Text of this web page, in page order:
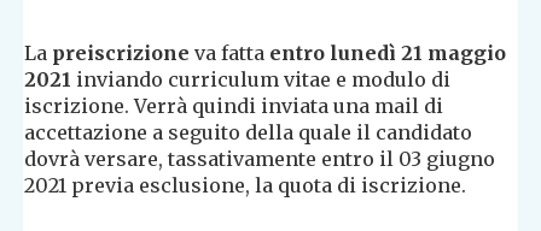
La preiscrizione va fatta entro lunedì 21 maggio
2021 inviando curriculum vitae e modulo di
iscrizione. Verrà quindi inviata una mail di
accettazione a seguito della quale il candidato
dovrà versare, tassativamente entro il 03 giugno
2021 previa esclusione, la quota di iscrizione.